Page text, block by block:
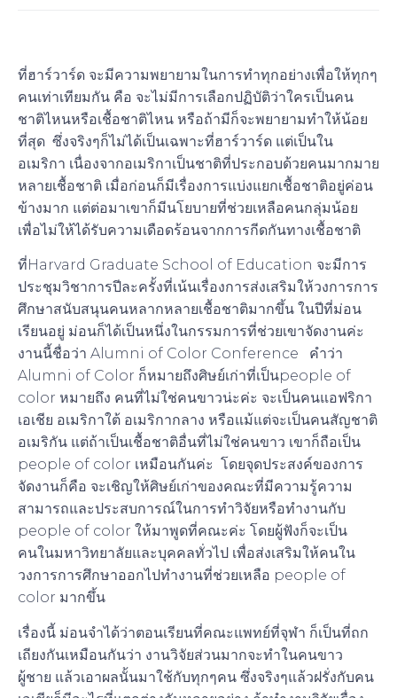
ที่ฮาร์วาร์ด จะมีความพยายามในการทำทุกอย่างเพื่อให้ทุกๆ
คนเท่าเทียมกัน คือ จะไม่มีการเลือกปฏิบัติว่าใครเป็นคน
ชาติไหนหรือเชื้อชาติไหน หรือถ้ามีก็จะพยายามทำให้น้อย
ที่สุด ซึ่งจริงๆก็ไม่ได้เป็นเฉพาะที่ฮาร์วาร์ด แต่เป็นใน
อเมริกา เนื่องจากอเมริกาเป็นชาติที่ประกอบด้วยคนมากมาย
หลายเชื้อชาติ เมื่อก่อนก็มีเรื่องการแบ่งแยกเชื้อชาติอยู่ค่อน
ข้างมาก แต่ต่อมาเขาก็มีนโยบายที่ช่วยเหลือคนกลุ่มน้อย
เพื่อไม่ให้ได้รับความเดือดร้อนจากการกีดกันทางเชื้อชาติ
ที่Harvard Graduate School of Education จะมีการ
ประชุมวิชาการปีละครั้งที่เน้นเรื่องการส่งเสริมให้วงการการ
ศึกษาสนับสนุนคนหลากหลายเชื้อชาติมากขึ้น ในปีที่ม่อน
เรียนอยู่ ม่อนก็ได้เป็นหนึ่งในกรรมการที่ช่วยเขาจัดงานค่ะ
งานนี้ชื่อว่า Alumni of Color Conference คำว่า
Alumni of Color ก็หมายถึงศิษย์เก่าที่เป็นpeople of
color หมายถึง คนที่ไม่ใช่คนขาวน่ะค่ะ จะเป็นคนแอฟริกา
เอเชีย อเมริกาใต้ อเมริกากลาง หรือแม้แต่จะเป็นคนสัญชาติ
อเมริกัน แต่ถ้าเป็นเชื้อชาติอื่นที่ไม่ใช่คนขาว เขาก็ถือเป็น
people of color เหมือนกันค่ะ โดยจุดประสงค์ของการ
จัดงานก็คือ จะเชิญให้ศิษย์เก่าของคณะที่มีความรู้ความ
สามารถและประสบการณ์ในการทำวิจัยหรือทำงานกับ
people of color ให้มาพูดที่คณะค่ะ โดยผู้ฟังก็จะเป็น
คนในมหาวิทยาลัยและบุคคลทั่วไป เพื่อส่งเสริมให้คนใน
วงการการศึกษาออกไปทำงานที่ช่วยเหลือ people of
color มากขึ้น
เรื่องนี้ ม่อนจำได้ว่าตอนเรียนที่คณะแพทย์ที่จุฬา ก็เป็นที่ถก
เถียงกันเหมือนกันว่า งานวิจัยส่วนมากจะทำในคนขาว
ผู้ชาย แล้วเอาผลนั้นมาใช้กับทุกๆคน ซึ่งจริงๆแล้วฝรั่งกับคน